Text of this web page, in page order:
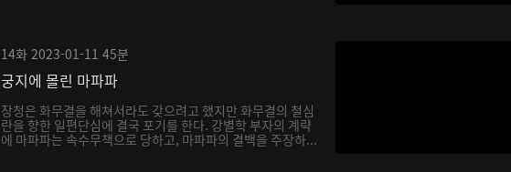
14화 2023-01-11 45분
궁지에 몰린 마파파
장청은 화무결을 해쳐서라도 갖으려고 했지만 화무결의 철심
란을 향한 일편단심에 결국 포기를 한다. 강별학 부자의 계략
에 마파파는 속수무책으로 당하고, 마파파의 결백을 주장하...